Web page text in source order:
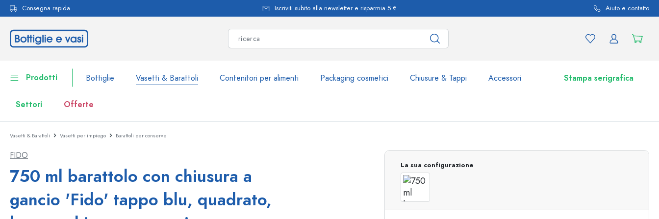
Passa alla navigazione principale
Consegna rapida Iscriviti subito alla newsletter e risparmia 5 € Aiuto e contatto
Prodotti Bottiglie Vasetti & Barattoli Contenitori per alimenti Packaging cosmetici Chiusure & Tappi Accessori Stampa serigrafica
Settori Offerte
Bottiglie
Contenitori per alimenti
Stoviglie
Alla categoria Bottiglie
Bottiglie per marca
Bottiglie WECK
Bottiglie per volume
Vasetti e Barattoli
Vasetti & Barattoli Vasetti per impiego Barattoli per conserve
FIDO
750 ml barattolo con chiusura a
gancio 'Fido' tappo blu, quadrato,
La sua configurazione